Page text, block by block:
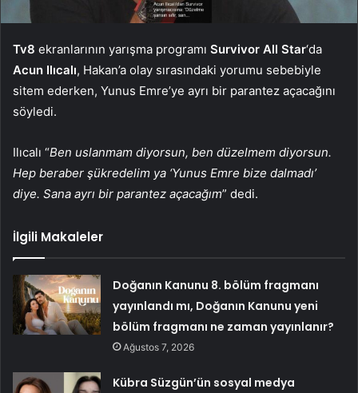
Tv8 ekranlarının yarışma programı Survivor All Star‘da
Acun Ilıcalı, Hakan’a olay sırasındaki yorumu sebebiyle
sitem ederken, Yunus Emre’ye ayrı bir parantez açacağını
söyledi.
Ilıcalı “Ben uslanmam diyorsun, ben düzelmem diyorsun.
Hep beraber şükredelim ya ‘Yunus Emre bize dalmadı’
diye. Sana ayrı bir parantez açacağım” dedi.
İlgili Makaleler
Doğanın Kanunu 8. bölüm fragmanı
yayınlandı mı, Doğanın Kanunu yeni
bölüm fragmanı ne zaman yayınlanır?
Ağustos 7, 2026
Kübra Süzgün’ün sosyal medya